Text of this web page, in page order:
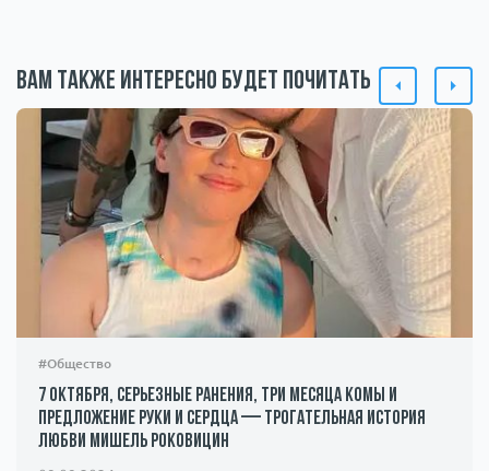
Вам также интересно будет почитать
#Общество
7 октября, серьезные ранения, три месяца комы и
предложение руки и сердца — трогательная история
любви Мишель Роковицин